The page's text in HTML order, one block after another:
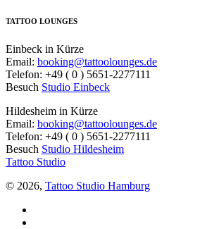
TATTOO LOUNGES
Einbeck in Kürze
Email: booking@tattoolounges.de
Telefon: +49 ( 0 ) 5651-2277111
Besuch Studio Einbeck
Hildesheim in Kürze
Email: booking@tattoolounges.de
Telefon: +49 ( 0 ) 5651-2277111
Besuch Studio Hildesheim
Tattoo Studio
© 2026, Tattoo Studio Hamburg